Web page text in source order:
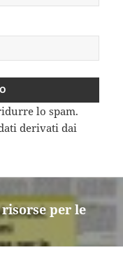
lo spam.
derivati dai
per le